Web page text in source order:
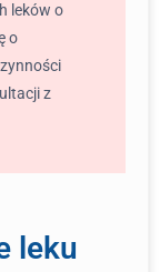
leków o
o
z
leku